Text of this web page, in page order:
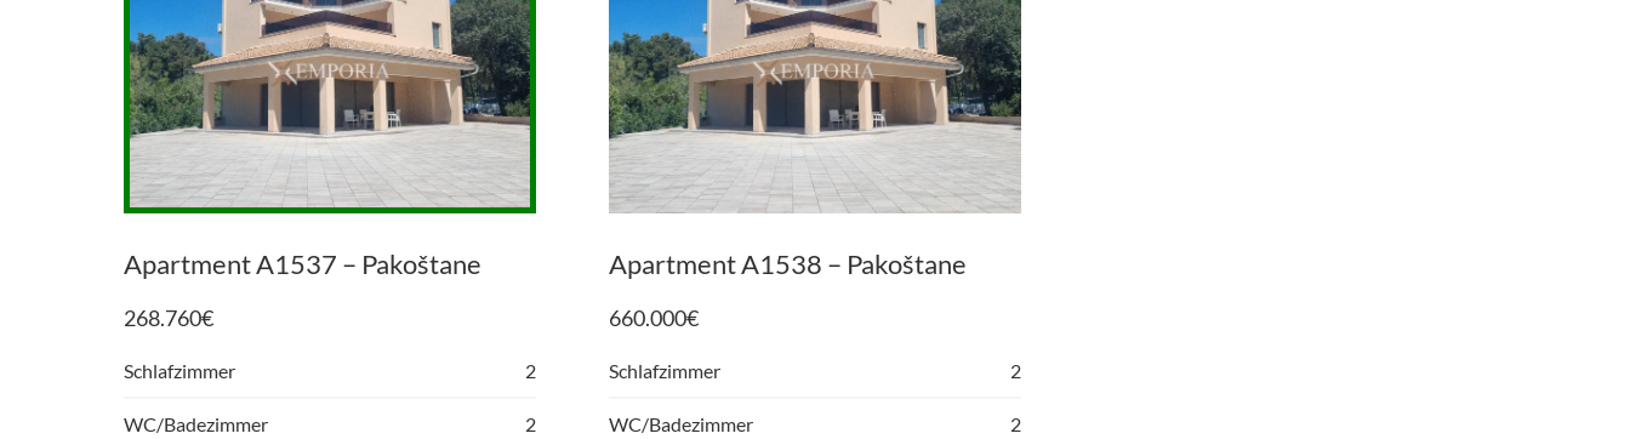
Apartment A1537 – Pakoštane
268.760€
Schlafzimmer 2
WC/Badezimmer 2
Apartment A1538 – Pakoštane
660.000€
Schlafzimmer 2
WC/Badezimmer 2